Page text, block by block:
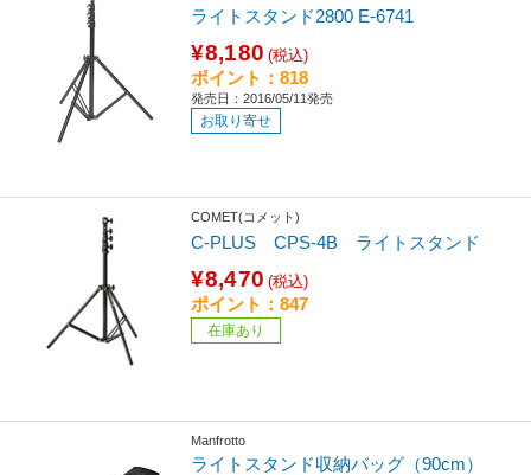
ライトスタンド2800 E-6741
¥8,180 (税込)
ポイント：818
発売日：2016/05/11発売
お取り寄せ
COMET(コメット)
C-PLUS CPS-4B ライトスタンド
¥8,470 (税込)
ポイント：847
在庫あり
Manfrotto
ライトスタンド収納バッグ（90cm）